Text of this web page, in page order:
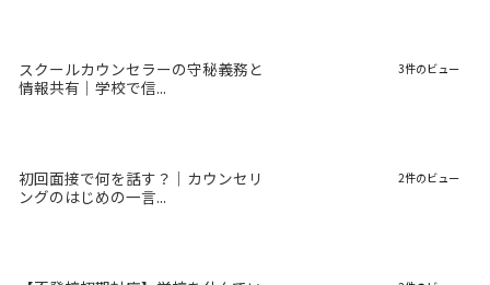
スクールカウンセラーの守秘義務と
情報共有｜学校で信...
3件のビュー
初回面接で何を話す？｜カウンセリ
ングのはじめの一言...
2件のビュー